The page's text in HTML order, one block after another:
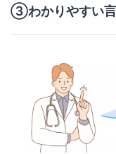
③わかりやすい言